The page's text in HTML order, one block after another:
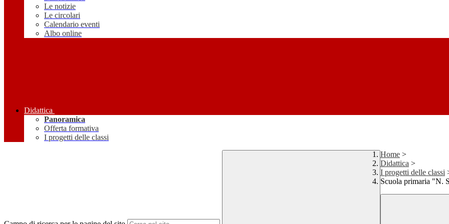
Le notizie
Le circolari
Calendario eventi
Albo online
Didattica
Panoramica
Offerta formativa
I progetti delle classi
Home >
Didattica >
I progetti delle classi
Scuola primaria "N.